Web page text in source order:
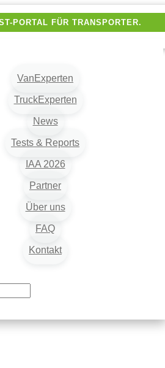
PORTAL FÜR TRANSPORTER.
VanExperten
TruckExperten
News
Tests & Reports
IAA 2026
Partner
Über uns
FAQ
Kontakt